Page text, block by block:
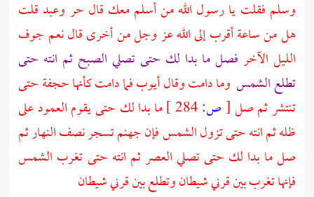
وسلم فقلت يا رسول الله من أسلم معك قال حر وعبد قلت
هل من ساعة أقرب إلى الله عز وجل من أخرى قال نعم جوف
الليل الآخر فصل ما بدا لك حتى تصلي الصبح ثم انته حتى
تطلع الشمس وما دامت وقالأيوبفما دامت كأنها حجفة حتى
تنتشر ثم صل[ص:
ما بدا لك حتى يقوم العمود على
ظله ثم انته حتى تزول الشمس فإن جهنم تسجر نصف النهار ثم
صل ما بدا لك حتى تصلي العصر ثم انته حتى تغرب الشمس
فإنها تغرب بين قرني شيطان وتطلع بين قرني شيطان